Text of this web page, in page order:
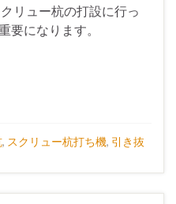
リュー杭の打設に行っ
要になります。
, スクリュー杭打ち機, 引き抜